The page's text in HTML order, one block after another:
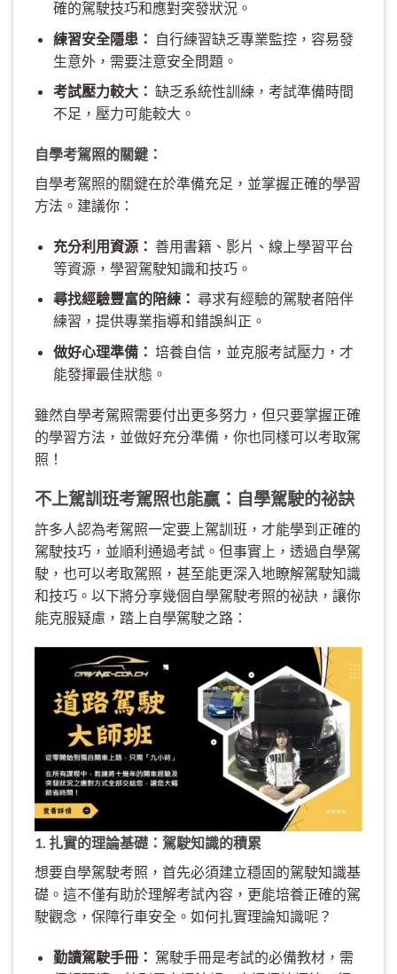
確的駕駛技巧和應對突發狀況。
練習安全隱患： 自行練習缺乏專業監控，容易發
生意外，需要注意安全問題。
考試壓力較大： 缺乏系統性訓練，考試準備時間
不足，壓力可能較大。
自學考駕照的關鍵：
自學考駕照的關鍵在於準備充足，並掌握正確的學習
方法。建議你：
充分利用資源： 善用書籍、影片、線上學習平台
等資源，學習駕駛知識和技巧。
尋找經驗豐富的陪練： 尋求有經驗的駕駛者陪伴
練習，提供專業指導和錯誤糾正。
做好心理準備： 培養自信，並克服考試壓力，才
能發揮最佳狀態。
雖然自學考駕照需要付出更多努力，但只要掌握正確
的學習方法，並做好充分準備，你也同樣可以考取駕
照！
不上駕訓班考駕照也能贏：自學駕駛的祕訣
許多人認為考駕照一定要上駕訓班，才能學到正確的
駕駛技巧，並順利通過考試。但事實上，透過自學駕
駛，也可以考取駕照，甚至能更深入地瞭解駕駛知識
和技巧。以下將分享幾個自學駕駛考照的祕訣，讓你
能克服疑慮，踏上自學駕駛之路：
1. 扎實的理論基礎：駕駛知識的積累
想要自學駕駛考照，首先必須建立穩固的駕駛知識基
礎。這不僅有助於理解考試內容，更能培養正確的駕
駛觀念，保障行車安全。如何扎實理論知識呢？
勤讀駕駛手冊： 駕駛手冊是考試的必備教材，需